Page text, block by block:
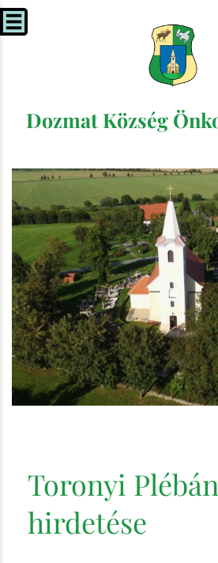
Dozmat Község
Toronyi
hirdetése